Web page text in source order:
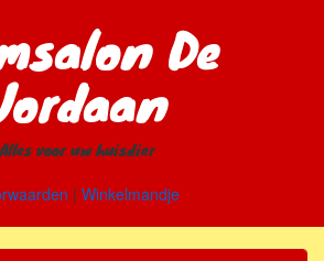
De
Alles voor uw huisdier
| Winkelmandje